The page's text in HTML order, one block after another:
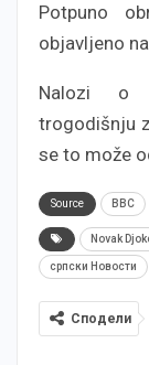
Potpuno
objavljeno
Nalozi o
trogodišnju
se to može
Source BBC
Novak
српски Новости
Сподели